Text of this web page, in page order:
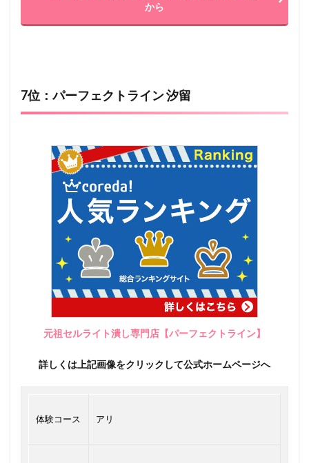
から
7位：パーフェクトライン 汐留
元祖セルライト潰し専門店【パーフェクトライン】
詳しくは上記画像をクリックして公式ホームページへ
体験コース アリ